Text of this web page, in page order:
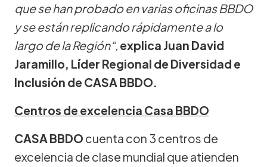
que se han probado en varias oficinas BBDO
y se están replicando rápidamente a lo
largo de la Región“, explica Juan David
Jaramillo, Líder Regional de Diversidad e
Inclusión de CASA BBDO.
Centros de excelencia Casa BBDO
CASA BBDO cuenta con 3 centros de
excelencia de clase mundial que atienden